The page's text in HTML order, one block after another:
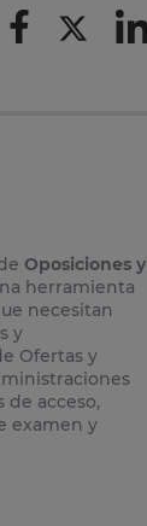
Oposiciones y
herramienta
necesitan
y
Ofertas y
de acceso,
examen y